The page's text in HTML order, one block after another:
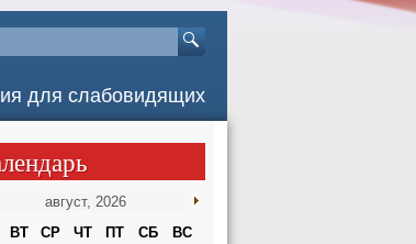
для слабовидящих
ВТ СР ЧТ ПТ СБ
ВС